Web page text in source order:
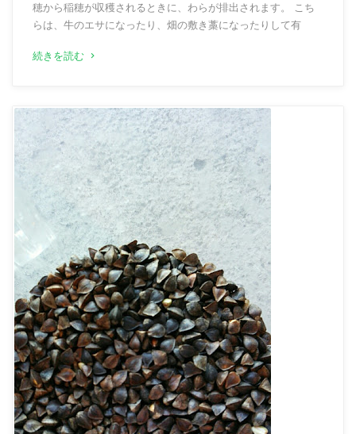
穂から稲穂が収穫されるときに、わらが排出されます。 こち
らは、牛のエサになったり、畑の敷き藁になったりして有
続きを読む